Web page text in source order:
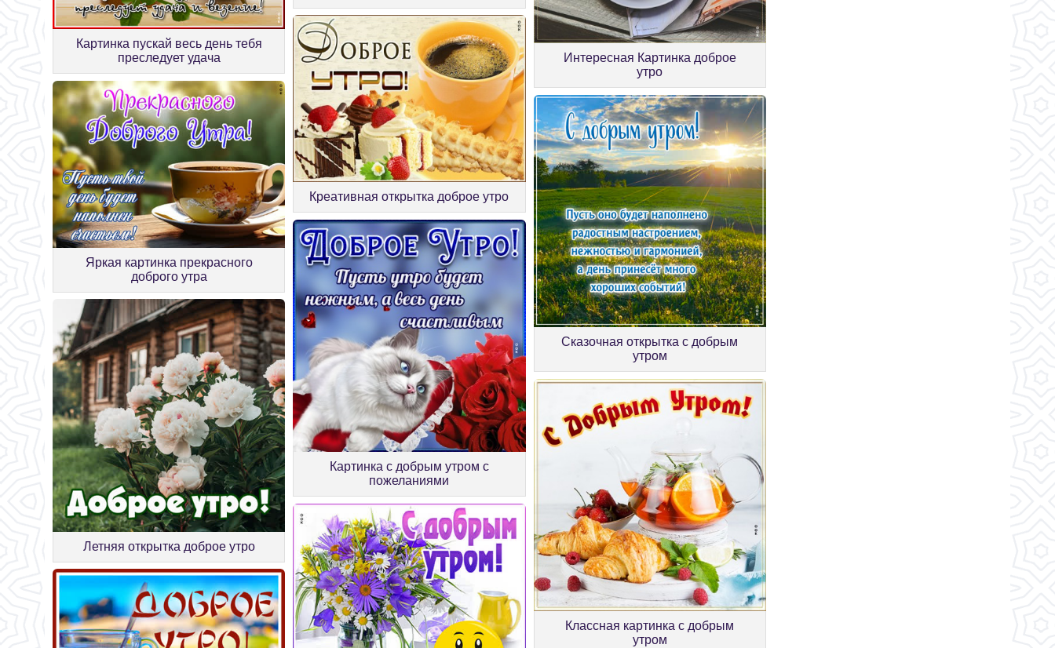
Картинка пускай весь день тебя
преследует удача
Интересная Картинка доброе
утро
Яркая картинка прекрасного
доброго утра
Креативная открытка доброе утро
Сказочная открытка с добрым
утром
Летняя открытка доброе утро
Картинка с добрым утром с
пожеланиями
Классная картинка с добрым
утром